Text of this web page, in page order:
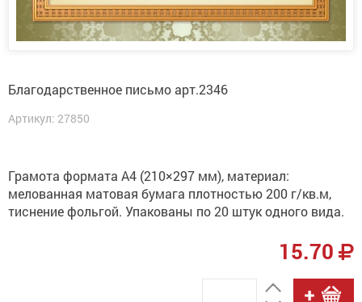
Благодарственное письмо арт.2346
Артикул: 27850
Грамота формата А4 (210×297 мм), материал:
мелованная матовая бумага плотностью 200 г/кв.м,
тиснение фольгой. Упакованы по 20 штук одного вида.
15.70